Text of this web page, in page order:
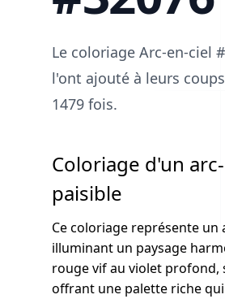
Le coloriage Arc-en-ciel
l'ont ajouté à leurs
1479 fois.
Coloriage d'un
paisible
Ce coloriage représente un
illuminant un paysage
rouge vif au violet profond,
offrant une palette riche